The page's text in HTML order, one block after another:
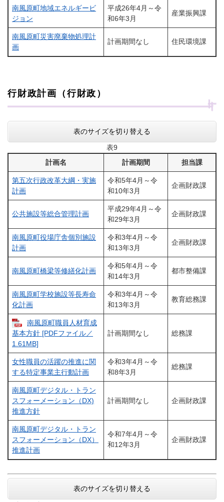
南風原町地域エネルギービ
ジョン
平成26年4月～令
和6年3月
産業振興課
南風原町災害廃棄物処理計
画
計画期間なし 住民環境課
行財政計画（行財政）
表のサイズを切り替える
表9
計画名
計画期間 担当課
第五次行政改革大綱・実施
計画
令和5年4月～令
和10年3月
企画財政課
公共施設等総合管理計画
平成29年4月～令
和29年3月
企画財政課
南風原町役場庁舎個別施設
計画
令和3年4月～令
和13年3月
企画財政課
南風原町橋梁等修繕化計画
令和5年4月～令
和14年3月
都市整備課
南風原町学校施設等長寿命
化計画
令和3年4月～令
和13年3月
教育総務課
南風原町職員人材育成
基本方針 [PDFファイル／
1.61MB]
計画期間なし 総務課
女性職員の活躍の推進に関
する特定事業主行動計画
令和3年4月～令
和8年3月
総務課
南風原町デジタル・トラン
スフォーメーション（DX)
推進方針
計画期間なし 企画財政課
南風原町デジタル・トラン
スフォーメーション（DX）
推進計画
令和7年4月～令
和12年3月
企画財政課
表のサイズを切り替える